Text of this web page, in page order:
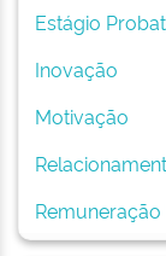
Estágio
Inovação
Motivação
Remuneração